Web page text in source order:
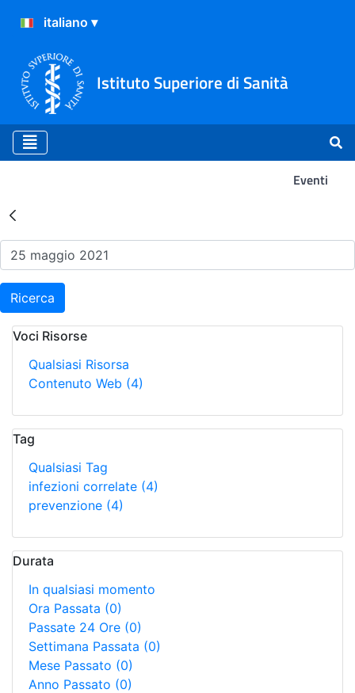
Istituto Superiore di Sanità
Eventi
Risultati della Ricerca -
Ricerca
Voci Risorse
Qualsiasi Risorsa
Contenuto Web (4)
Tag
Qualsiasi Tag
infezioni correlate (4)
prevenzione (4)
Durata
In qualsiasi momento
Ora Passata (0)
Passate 24 Ore (0)
Settimana Passata (0)
Mese Passato (0)
Anno Passato (0)